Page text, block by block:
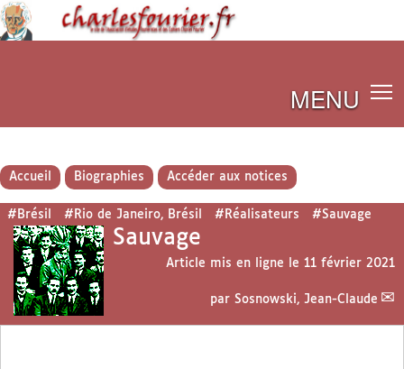
MENU
Accueil Biographies Accéder aux notices
#Brésil #Rio de Janeiro, Brésil #Réalisateurs #Sauvage
Sauvage
Article mis en ligne le 11 février 2021
par Sosnowski, Jean-Claude